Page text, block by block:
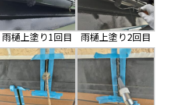
雨樋上塗り1回目 雨樋上塗り2回目